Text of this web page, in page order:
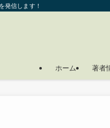
発信します！
ホーム 著者